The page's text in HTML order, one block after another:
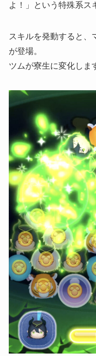
よ！」という特殊系ス
スキルを発動すると、
が登場。
ツムが寮生に変化しま